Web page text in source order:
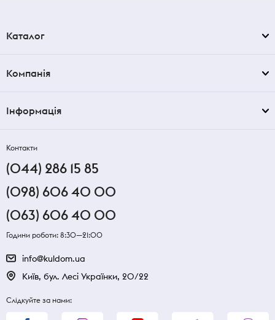
Каталог
Компанія
Інформація
Контакти
(044) 286 15 85
(098) 606 40 00
(063) 606 40 00
Години роботи: 8:30—21:00
info@kuldom.ua
Київ, бул. Лесі Українки, 20/22
Слідкуйте за нами: